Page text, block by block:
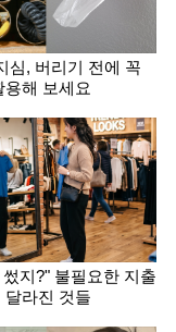
심, 버리기 전에 꼭
용해 보세요
지?" 불필요한 지출
달라진 것들